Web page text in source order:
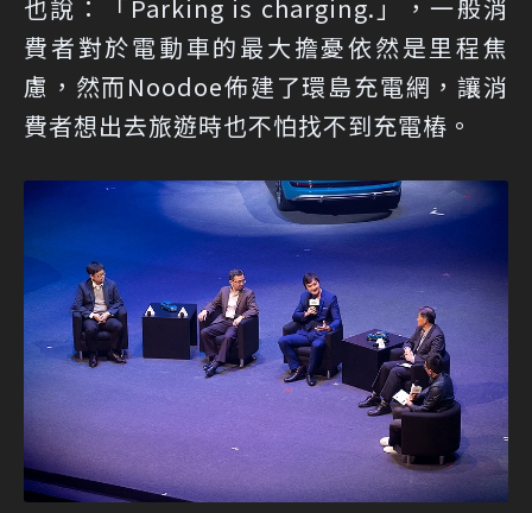
也說：「Parking is charging.」，一般消
費者對於電動車的最大擔憂依然是里程焦
慮，然而Noodoe佈建了環島充電網，讓消
費者想出去旅遊時也不怕找不到充電樁。